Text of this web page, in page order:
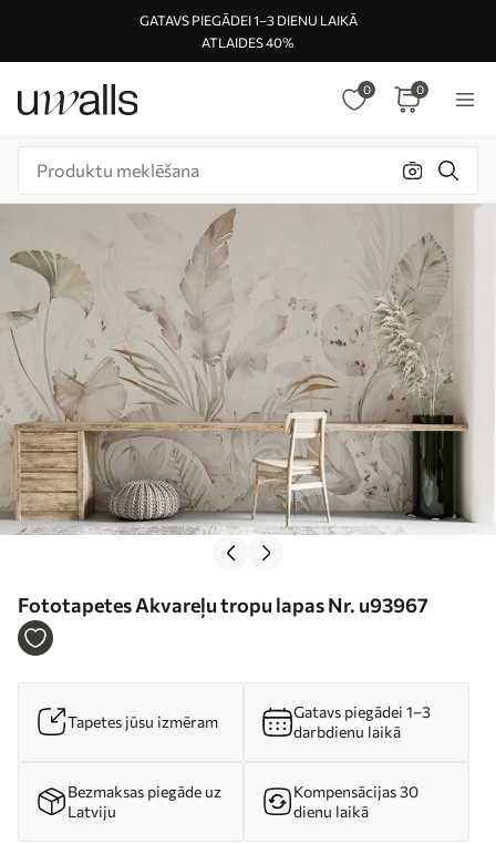
GATAVS PIEGĀDEI 1–3 DIENU LAIKĀ
ATLAIDES 40%
0 0
Fototapetes Akvareļu tropu lapas Nr. u93967
Tapetes jūsu izmēram
Gatavs piegādei 1–3
darbdienu laikā
Bezmaksas piegāde uz
Latviju
Kompensācijas 30
dienu laikā